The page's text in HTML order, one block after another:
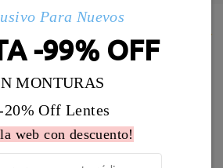
(et le ski, mais pas encore
bien dans le casque. Dioptrie
Très satisfait.
Para Nuevos
-99% OFF
MONTURAS
20% Off Lentes
web con descuento!